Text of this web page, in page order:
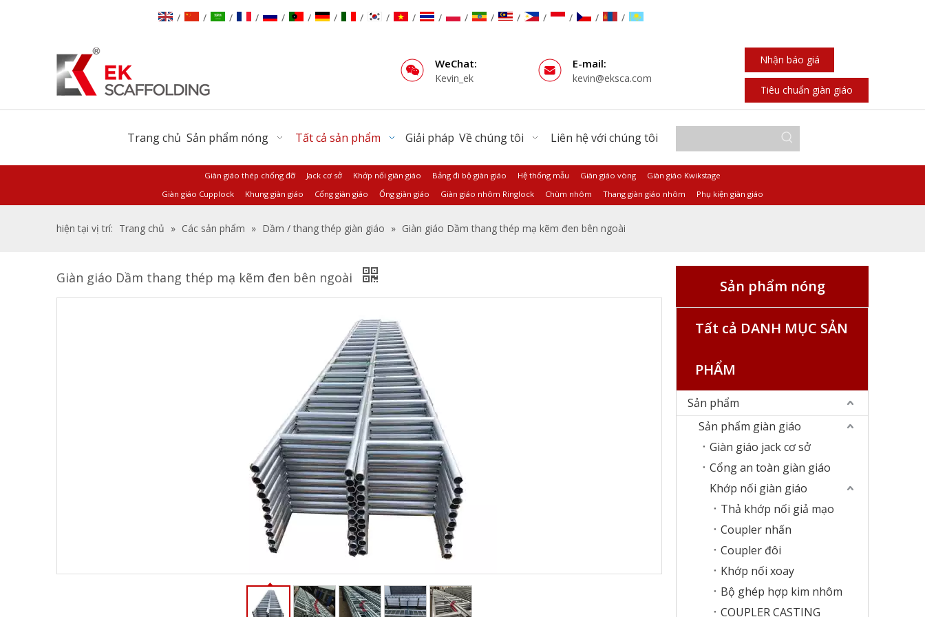
/ / / / / / / / / / / / / / / / / /
WeChat:
Kevin_ek
E-mail:
kevin@eksca.com
Nhận báo giá
Tiêu chuẩn giàn giáo
Trang chủ Sản phẩm nóng Tất cả sản phẩm Giải pháp Về chúng tôi Liên hệ với chúng tôi
Giàn giáo thép chống đỡ Jack cơ sở Khớp nối giàn giáo Bảng đi bộ giàn giáo Hệ thống mẫu Giàn giáo vòng
Giàn giáo Kwikstage
Giàn giáo Cupplock
Khung giàn giáo Cổng giàn giáo Ống giàn giáo Giàn giáo nhôm Ringlock Chùm nhôm Thang giàn giáo nhôm Phụ kiện giàn giáo
hiện tại vị trí: Trang chủ » Các sản phẩm » Dầm / thang thép giàn giáo » Giàn giáo Dầm thang thép mạ kẽm đen bên ngoài
Giàn giáo Dầm thang thép mạ kẽm đen bên ngoài Sản phẩm nóng
Tất cả DANH MỤC SẢN
PHẨM
Sản phẩm
Sản phẩm giàn giáo
Giàn giáo jack cơ sở
Cổng an toàn giàn giáo
Khớp nối giàn giáo
Thả khớp nối giả mạo
Coupler nhấn
Coupler đôi
Khớp nối xoay
Bộ ghép hợp kim nhôm
COUPLER CASTING